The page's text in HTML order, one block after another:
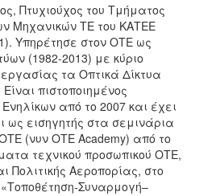
Πτυχιούχος του Τμήματος
Μηχανικών ΤΕ του ΚΑΤΕΕ
Υπηρέτησε στον ΟΤΕ ως
(1982-2013) με κύριο
εργασίας τα Οπτικά Δίκτυα
πιστοποιημένος
από το 2007 και έχει
ως εισηγητής στα σεμινάρια
(νυν ΟΤΕ Academy) από το
τεχνικού προσωπικού ΟΤΕ,
Πολιτικής Αεροπορίας, στο
«Τοποθέτηση-Συναρμογή–